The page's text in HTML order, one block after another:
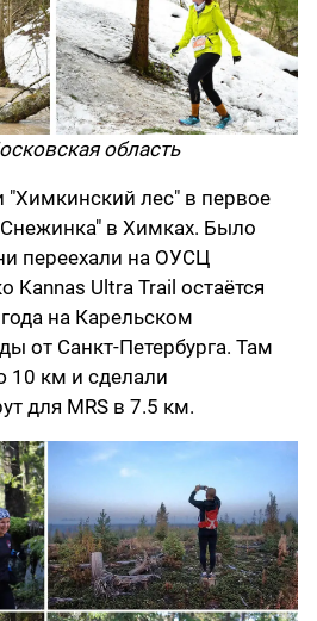
область
"Химкинский лес" в первое
в Химках. Было
переехали на ОУСЦ
Kannas Ultra Trail остаётся
на Карельском
от Санкт-Петербурга. Там
10 км и сделали
для MRS в 7.5 км.